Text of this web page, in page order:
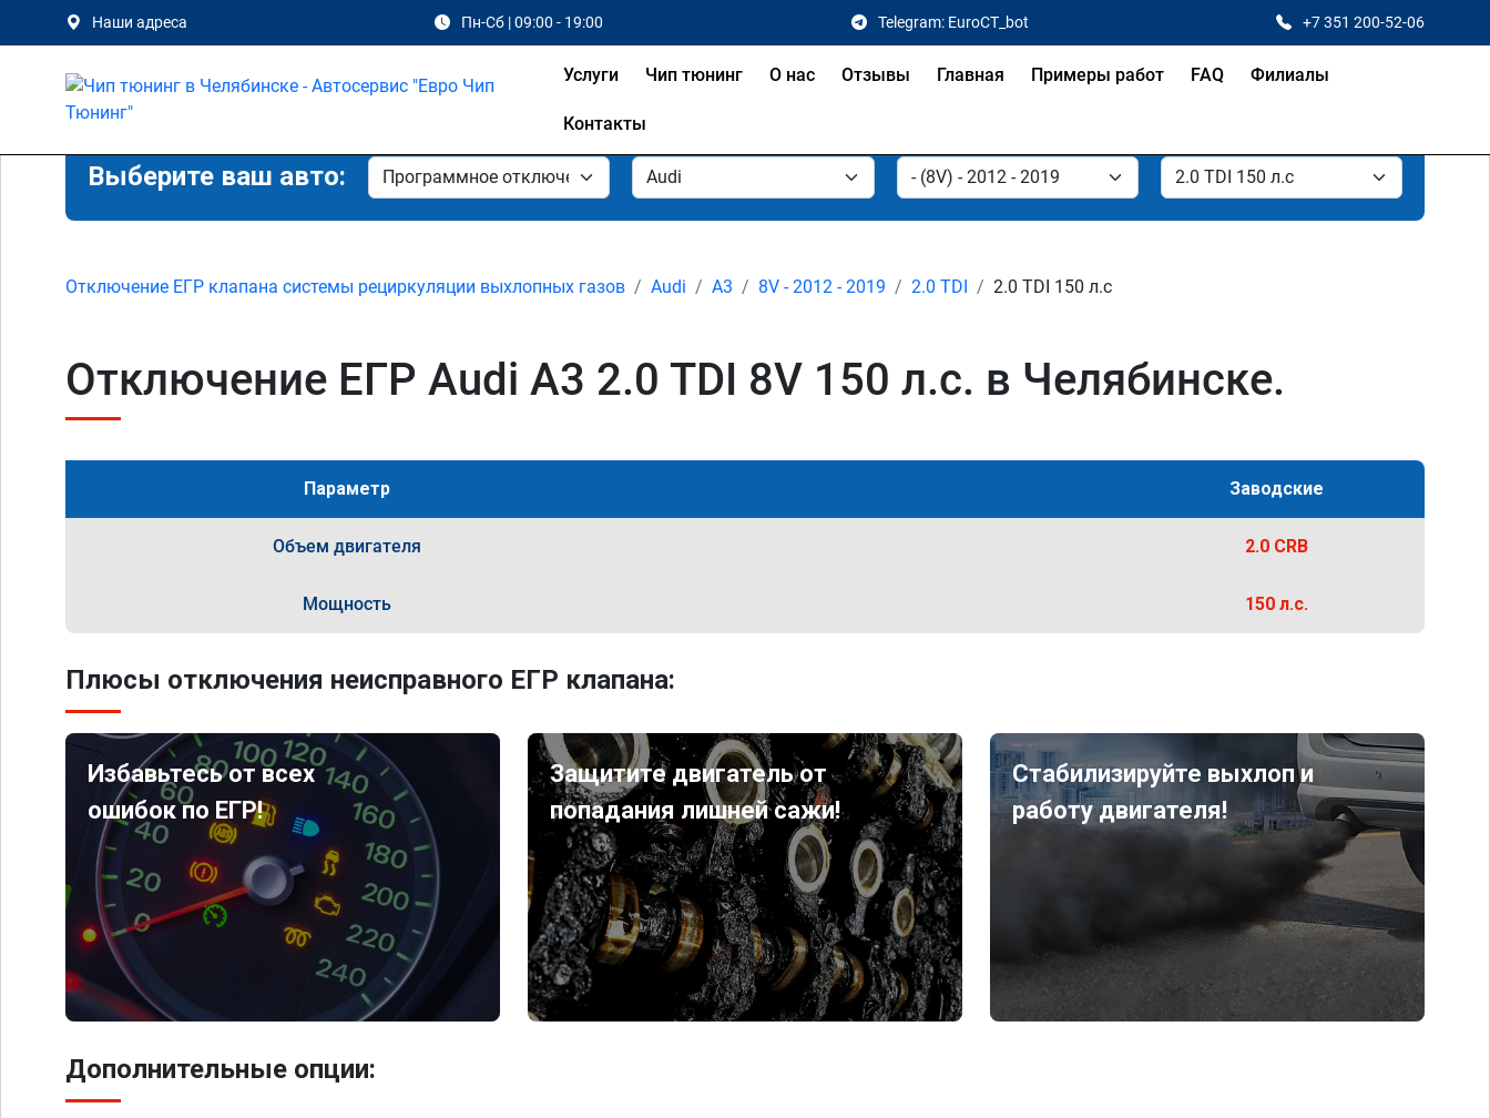
Наши адреса Пн-Сб | 09:00 - 19:00 Telegram: EuroCT_bot +7 351 200-52-06
Услуги Чип тюнинг О нас Отзывы Главная Примеры работ FAQ Филиалы
Контакты
Выберите ваш авто:
Отключение ЕГР клапана системы рециркуляции выхлопных газов Audi A3 8V - 2012 - 2019 2.0 TDI 2.0 TDI 150 л.с
Отключение ЕГР Audi A3 2.0 TDI 8V 150 л.с. в Челябинске.
Параметр Заводские
Объем двигателя 2.0 CRB
Мощность 150 л.с.
Плюсы отключения неисправного ЕГР клапана:
Избавьтесь от всех
ошибок по ЕГР!
Защитите двигатель от
попадания лишней сажи!
Стабилизируйте выхлоп и
работу двигателя!
Дополнительные опции: